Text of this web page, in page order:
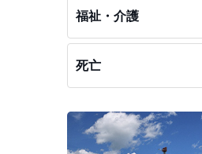
福祉・介護
死亡